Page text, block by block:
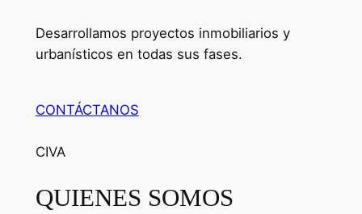
Desarrollamos proyectos inmobiliarios y
urbanísticos en todas sus fases.
CONTÁCTANOS
CIVA
QUIENES SOMOS